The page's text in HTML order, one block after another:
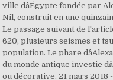
ville dâÉgypte fondée par
Nil, construit en une
Le passage suivant de
620, plusieurs seismes et
population. Le phare
du monde antique investie
ou décorative. 21 mars